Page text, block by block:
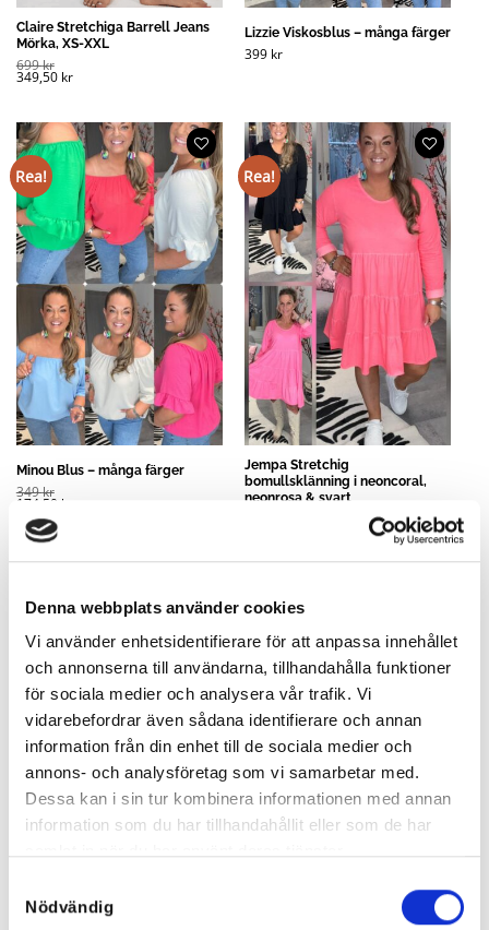
Denna webbplats använder cookies
Vi använder enhetsidentifierare för att anpassa innehållet
och annonserna till användarna, tillhandahålla funktioner
för sociala medier och analysera vår trafik. Vi
vidarebefordrar även sådana identifierare och annan
information från din enhet till de sociala medier och
annons- och analysföretag som vi samarbetar med.
Dessa kan i sin tur kombinera informationen med annan
information som du har tillhandahållit eller som de har
Nödvändig
Claire Stretchiga Barrell Jeans
Mörka, XS-XXL
699kr
349,50 kr
Lizzie Viskosblus – många färger
399 kr
Rea!
Minou Blus – många färger
349kr
174,50 kr
Rea!
Jempa Stretchig
bomullsklänning i neoncoral,
neonrosa & svart
Rea!
Millan Tygblomma Örhängen –
Rea!
Elles Stretchig Spetsbody Vit